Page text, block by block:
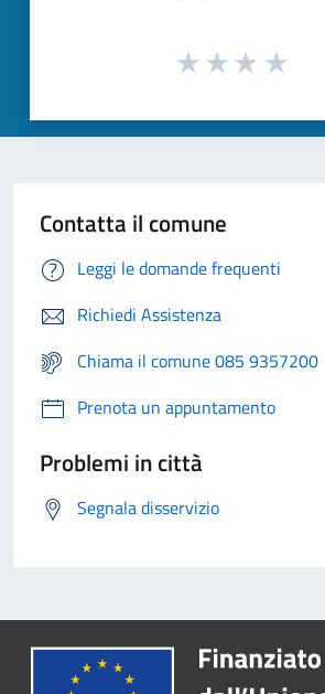
Contatta il comune
Leggi le domande frequenti
Richiedi Assistenza
Chiama il comune 085 9357200
Prenota un appuntamento
Problemi in città
Segnala disservizio